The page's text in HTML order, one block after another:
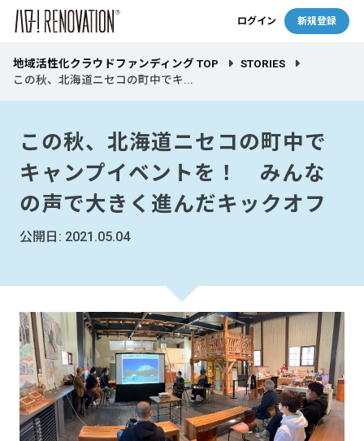
ログイン 新規登録
地域活性化クラウドファンディング TOP
STORIES
この秋、北海道ニセコの町中でキ...
この秋、北海道ニセコの町中で
キャンプイベントを！ みんな
の声で大きく進んだキックオフ
公開日: 2021.05.04